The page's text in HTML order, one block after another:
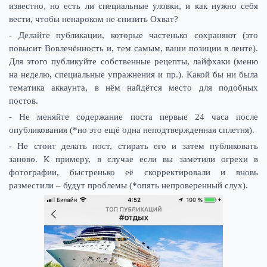
известно, но есть ли специальные уловки, и как нужно себя
вести, чтобы ненароком не снизить Охват?
- Делайте публикации, которые частенько сохраняют (это
повысит Вовлечённость и, тем самым, ваши позиции в ленте).
Для этого публикуйте собственные рецепты, лайфхаки (меню
на неделю, специальные упражнения и пр.). Какой бы ни была
тематика аккаунта, в нём найдётся место для подобных
постов.
- Не меняйте содержание поста первые 24 часа после
опубликования (*но это ещё одна неподтвержденная сплетня).
- Не стоит делать пост, стирать его и затем публиковать
заново. К примеру, в случае если вы заметили огрехи в
фотографии, быстренько её скорректировали и вновь
разместили – будут проблемы (*опять непроверенный слух).